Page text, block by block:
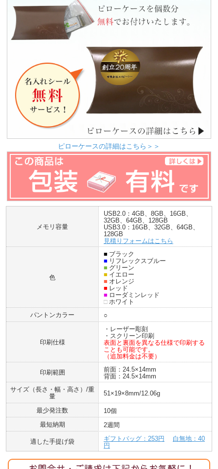
ピローケースの詳細はこちら＞＞
メモリ容量
USB2.0：4GB、8GB、16GB、
32GB、64GB、128GB
USB3.0：16GB、32GB、64GB、
128GB
見積りフォームはこちら
色
■ ブラック
■ リフレックスブルー
■ グリーン
■ イエロー
■ オレンジ
■ レッド
■ ローダミンレッド
□ ホワイト
パントンカラー
○
印刷仕様
・レーザー彫刻
・スクリーン印刷
表面と裏面を異なる仕様で印刷する
ことも可能です。
（追加料金は不要）
印刷範囲
前面：24.5×14mm
背面：24.5×14mm
サイズ（長さ・幅・高さ）/重
量
51×19×8mm/12.06g
最少発注数
10個
最短納期
2週間
適した手提げ袋 ギフトバッグ：253円
白無地：40
円